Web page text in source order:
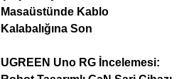
Masaüstünde Kablo
Kalabalığına Son
UGREEN Uno RG İncelemesi: